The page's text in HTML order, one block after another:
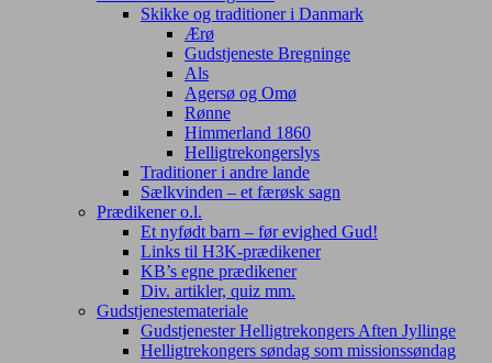
Skikke og traditioner i Danmark
Ærø
Gudstjeneste Bregninge
Als
Agersø og Omø
Rønne
Himmerland 1860
Helligtrekongerslys
Traditioner i andre lande
Sælkvinden – et færøsk sagn
Prædikener o.l.
Et nyfødt barn – før evighed Gud!
Links til H3K-prædikener
KB’s egne prædikener
Div. artikler, quiz mm.
Gudstjenestemateriale
Gudstjenester Helligtrekongers Aften Jyllinge
Helligtrekongers søndag som missionssøndag